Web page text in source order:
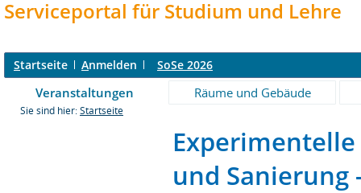
Serviceportal für Studium und Lehre
Startseite Anmelden SoSe 2026
Veranstaltungen Räume und Gebäude
Sie sind hier: Startseite
und Sanierung